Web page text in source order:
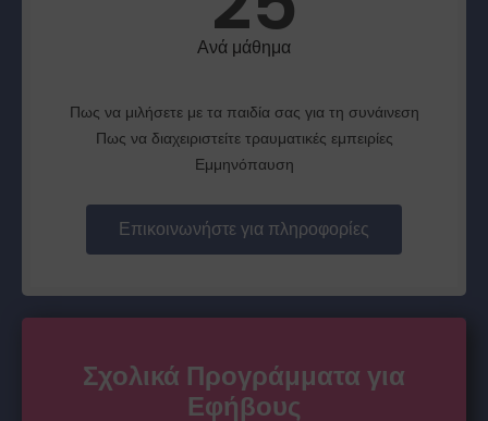
Ανά μάθημα
Πως να μιλήσετε με τα παιδία σας για τη συνάινεση
Πως να διαχειριστείτε τραυματικές εμπειρίες
Εμμηνόπαυση
Επικοινωνήστε για πληροφορίες
Σχολικά Προγράμματα για
Εφήβους